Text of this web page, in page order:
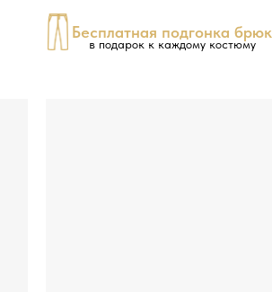
Бесплатная подгонка брюк
в подарок к каждому костюму